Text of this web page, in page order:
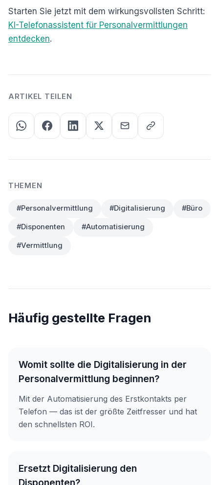
Starten Sie jetzt mit dem wirkungsvollsten Schritt:
KI-Telefonassistent für Personalvermittlungen
entdecken.
ARTIKEL TEILEN
THEMEN
#Personalvermittlung #Digitalisierung #Büro
#Disponenten #Automatisierung
#Vermittlung
Häufig gestellte Fragen
Womit sollte die Digitalisierung in der
Personalvermittlung beginnen?
Mit der Automatisierung des Erstkontakts per
Telefon — das ist der größte Zeitfresser und hat
den schnellsten ROI.
Ersetzt Digitalisierung den